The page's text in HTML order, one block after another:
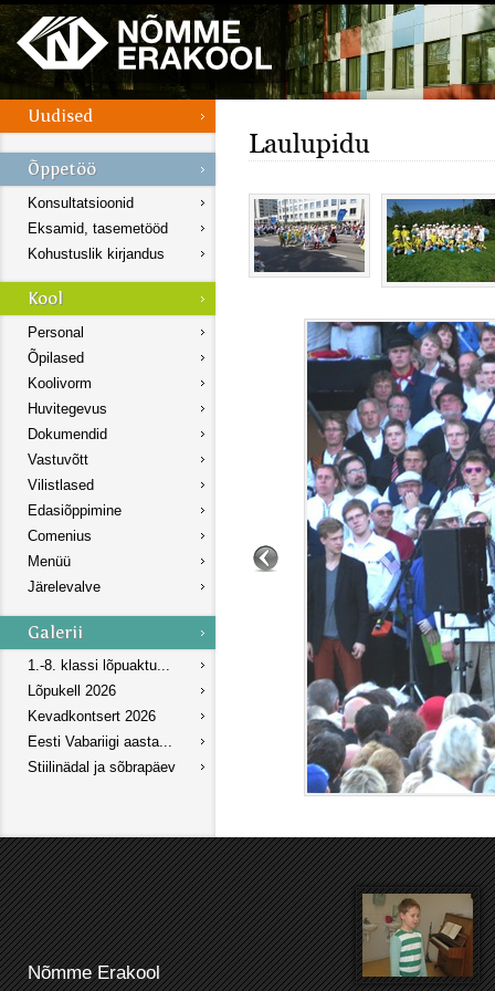
Konsultatsioonid
Eksamid, tasemetööd
Kohustuslik kirjandus
Personal
Õpilased
Koolivorm
Huvitegevus
Dokumendid
Vastuvõtt
Vilistlased
Edasiõppimine
Comenius
Menüü
Järelevalve
1.-8. klassi lõpuaktu...
Lõpukell 2026
Kevadkontsert 2026
Eesti Vabariigi aasta...
Stiilinädal ja sõbrapäev
Laulupidu
Nõmme Erakool